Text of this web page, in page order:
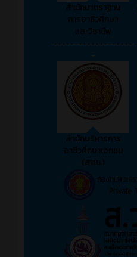
สำนักมาตราฐาน
การอาชีวศึกษา
และวิชาชีพ
--------------------
-
สำนักบริหารการ
อาชีวศึกษาเอกชน
(สอช.)